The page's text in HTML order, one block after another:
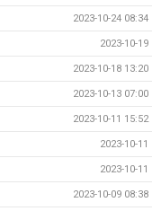
2023-10-24 08:34
2023-10-19
2023-10-18 13:20
2023-10-13 07:00
2023-10-11 15:52
2023-10-11
2023-10-11
2023-10-09 08:38